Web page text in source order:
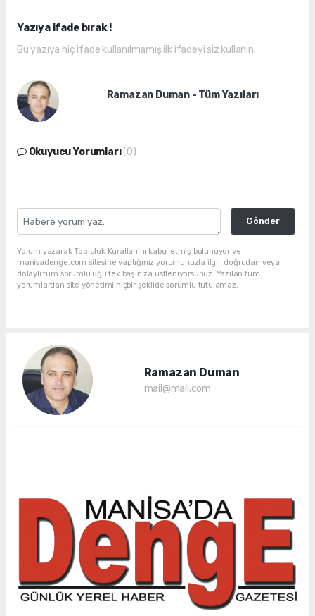
Yazıya ifade bırak !
Bu yazıya hiç ifade kullanılmamış ilk ifadeyi siz kullanın.
Ramazan Duman - Tüm Yazıları
Okuyucu Yorumları(0)
Gönder
Yorum yazarak Topluluk Kuralları’nı kabul etmiş bulunuyor ve
manisadenge.com sitesine yaptığınız yorumunuzla ilgili doğrudan veya
dolaylı tüm sorumluluğu tek başınıza üstleniyorsunuz. Yazılan tüm
yorumlardan site yönetimi hiçbir şekilde sorumlu tutulamaz.
Ramazan Duman
mail@mail.com